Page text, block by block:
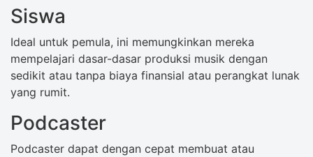
Siswa
Ideal untuk pemula, ini memungkinkan mereka
mempelajari dasar-dasar produksi musik dengan
sedikit atau tanpa biaya finansial atau perangkat lunak
yang rumit.
Podcaster
Podcaster dapat dengan cepat membuat atau